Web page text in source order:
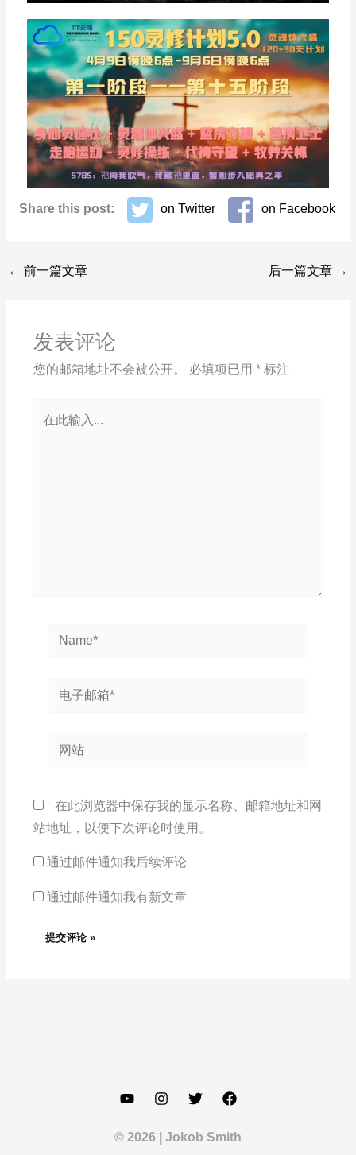
Share this post: on Twitter on Facebook
← 前一篇文章 后一篇文章 →
发表评论
您的邮箱地址不会被公开。 必填项已用 *标注
Name*
电
箱
网
在此浏览器中保存我的显示名称、邮箱地址和网
站地址，以便下次评论时使用。
通过邮件通知我后续评论
通过邮件通知我有新文章
© 2026 | Jokob Smith